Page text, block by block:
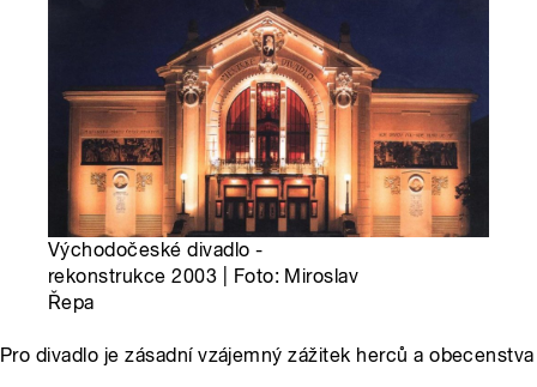
Východočeské divadlo -
rekonstrukce 2003 | Foto: Miroslav
Řepa
Pro divadlo je zásadní vzájemný zážitek herců a obecenstva